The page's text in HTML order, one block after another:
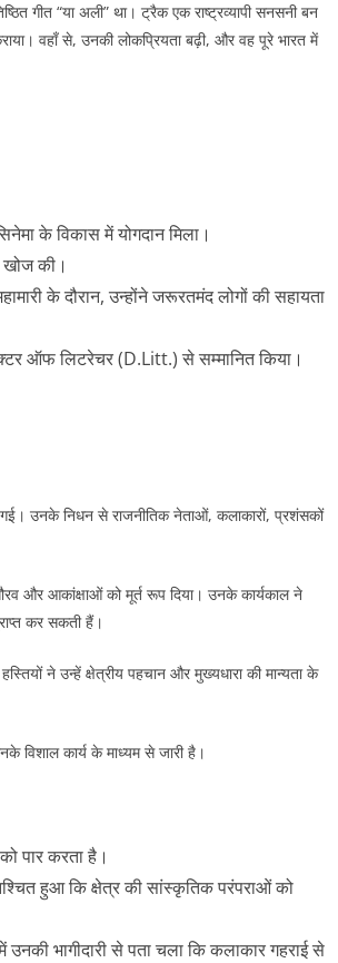
गीत “या अली” था। ट्रैक एक राष्ट्रव्यापी सनसनी बन
वहाँ से, उनकी लोकप्रियता बढ़ी, और वह पूरे भारत में
के विकास में योगदान मिला।
खोज की।
के दौरान, उन्होंने जरूरतमंद लोगों की सहायता
ऑफ लिटरेचर (D.Litt.) से सम्मानित किया।
उनके निधन से राजनीतिक नेताओं, कलाकारों, प्रशंसकों
और आकांक्षाओं को मूर्त रूप दिया। उनके कार्यकाल ने
कर सकती हैं।
ने उन्हें क्षेत्रीय पहचान और मुख्यधारा की मान्यता के
विशाल कार्य के माध्यम से जारी है।
पार करता है।
हुआ कि क्षेत्र की सांस्कृतिक परंपराओं को
भागीदारी से पता चला कि कलाकार गहराई से